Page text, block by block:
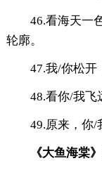
46.看海天一
轮廓。
47.我/你松开
48.看你/我飞
49.原来，你/
《大鱼海棠